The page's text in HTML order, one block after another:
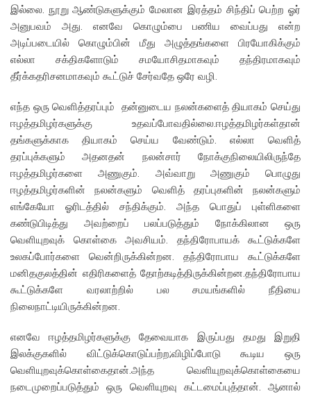
இல்லை. நூறு ஆண்டுகளுக்கும் மேலான இரத்தம் சிந்திப் பெற்ற ஓர்
அனுபவம் அது. எனவே கொழும்பை பணிய வைப்பது என்ற
அடிப்படையில் கொழும்பின் மீது அழுத்தங்களை பிரயோகிக்கும்
எல்லா சக்திகளோடும் சமயோசிதமாகவும் தந்திரமாகவும்
தீர்க்கதரிசனமாகவும் கூட்டுச் சேர்வதே ஒரே வழி.
எந்த ஒரு வெளித்தரப்பும் தன்னுடைய நலன்களைத் தியாகம் செய்து
ஈழத்தமிழர்களுக்கு உதவப்போவதில்லை.ஈழத்தமிழர்கள்தான்
தங்களுக்காக தியாகம் செய்ய வேண்டும். எல்லா வெளித்
தரப்புக்களும் அதனதன் நலன்சார் நோக்குநிலையிலிருந்தே
ஈழத்தமிழர்களை அணுகும். அவ்வாறு அணுகும் பொழுது
ஈழத்தமிழர்களின் நலன்களும் வெளித் தரப்புகளின் நலன்களும்
எங்கேயோ ஓரிடத்தில் சந்திக்கும். அந்த பொதுப் புள்ளிகளை
கண்டுபிடித்து அவற்றைப் பலப்படுத்தும் நோக்கிலான ஒரு
வெளியுறவுக் கொள்கை அவசியம். தந்திரோபாயக் கூட்டுக்களே
உலகப்போர்களை வென்றிருக்கின்றன. தந்திரோபாய கூட்டுக்களே
மனிதகுலத்தின் எதிரிகளைத் தோற்கடித்திருக்கின்றன.தந்திரோபாய
கூட்டுக்களே வரலாற்றில் பல சமயங்களில் நீதியை
நிலைநாட்டியிருக்கின்றன.
எனவே ஈழத்தமிழர்களுக்கு தேவையாக இருப்பது தமது இறுதி
இலக்குகளில் விட்டுக்கொடுப்பற்ற;விழிப்போடு கூடிய ஒரு
வெளியுறவுக்கொள்கைதான்.அந்த வெளியுறவுக்கொள்கையை
நடைமுறைப்படுத்தும் ஒரு வெளியுறவு கட்டமைப்புத்தான். ஆனால்